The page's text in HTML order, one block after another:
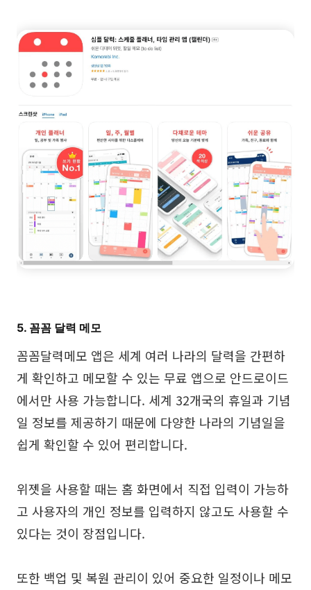
5. 꼼꼼 달력 메모
꼼꼼달력메모 앱은 세계 여러 나라의 달력을 간편하
게 확인하고 메모할 수 있는 무료 앱으로 안드로이드
에서만 사용 가능합니다. 세계 32개국의 휴일과 기념
일 정보를 제공하기 때문에 다양한 나라의 기념일을
쉽게 확인할 수 있어 편리합니다.
위젯을 사용할 때는 홈 화면에서 직접 입력이 가능하
고 사용자의 개인 정보를 입력하지 않고도 사용할 수
있다는 것이 장점입니다.
또한 백업 및 복원 관리이 있어 중요한 일정이나 메모